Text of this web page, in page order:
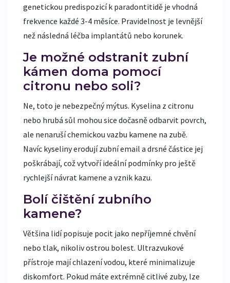
genetickou predispozicí k paradontitidě je vhodná
frekvence každé 3-4 měsíce. Pravidelnost je levnější
než následná léčba implantátů nebo korunek.
Je možné odstranit zubní
kámen doma pomocí
citronu nebo soli?
Ne, toto je nebezpečný mýtus. Kyselina z citronu
nebo hrubá sůl mohou sice dočasně odbarvit povrch,
ale nenaruší chemickou vazbu kamene na zubě.
Navíc kyseliny erodují zubní email a drsné částice jej
poškrábají, což vytvoří ideální podmínky pro ještě
rychlejší návrat kamene a vznik kazu.
Bolí čištění zubního
kamene?
Většina lidí popisuje pocit jako nepříjemné chvění
nebo tlak, nikoliv ostrou bolest. Ultrazvukové
přístroje mají chlazení vodou, které minimalizuje
diskomfort. Pokud máte extrémně citlivé zuby, lze